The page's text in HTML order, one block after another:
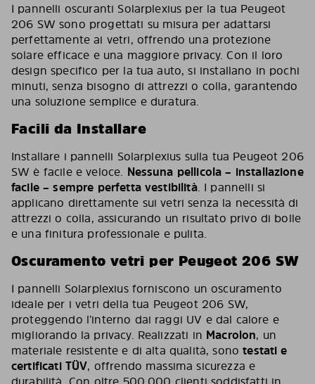
I pannelli oscuranti Solarplexius per la tua Peugeot
206 SW sono progettati su misura per adattarsi
perfettamente ai vetri, offrendo una protezione
solare efficace e una maggiore privacy. Con il loro
design specifico per la tua auto, si installano in pochi
minuti, senza bisogno di attrezzi o colla, garantendo
una soluzione semplice e duratura.
Facili da Installare
Installare i pannelli Solarplexius sulla tua Peugeot 206
SW è facile e veloce. Nessuna pellicola – installazione
facile – sempre perfetta vestibilità. I pannelli si
applicano direttamente sui vetri senza la necessità di
attrezzi o colla, assicurando un risultato privo di bolle
e una finitura professionale e pulita.
Oscuramento vetri per Peugeot 206 SW
I pannelli Solarplexius forniscono un oscuramento
ideale per i vetri della tua Peugeot 206 SW,
proteggendo l’interno dai raggi UV e dal calore e
migliorando la privacy. Realizzati in Macrolon, un
materiale resistente e di alta qualità, sonotestati e
certificati TÜV, offrendo massima sicurezza e